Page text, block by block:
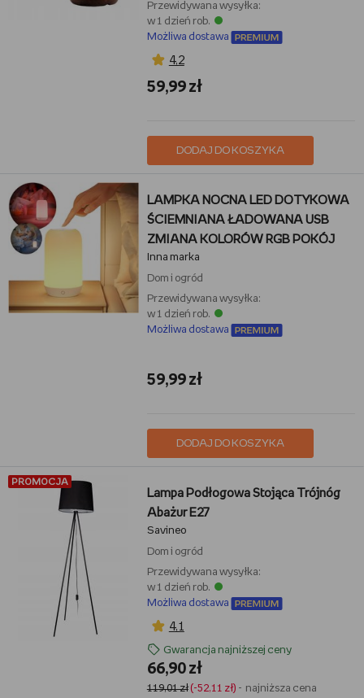
Przewidywana wysyłka:
w 1 dzień rob.
Możliwa dostawa
4,2
59,99 zł
DODAJ DO KOSZYKA
LAMPKA NOCNA LED DOTYKOWA
ŚCIEMNIANA ŁADOWANA USB
ZMIANA KOLORÓW RGB POKÓJ
Inna marka
Dom i ogród
Przewidywana wysyłka:
w 1 dzień rob.
Możliwa dostawa
59,99 zł
DODAJ DO KOSZYKA
PROMOCJA
Lampa Podłogowa Stojąca Trójnóg
Abażur E27
Savineo
Dom i ogród
Przewidywana wysyłka:
w 1 dzień rob.
Możliwa dostawa
4,1
Gwarancja najniższej ceny
66,90 zł
119,01 zł(-52,11 zł) - najniższa cena